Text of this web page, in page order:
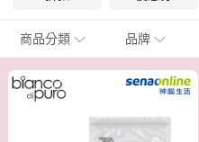
商品分類 品牌